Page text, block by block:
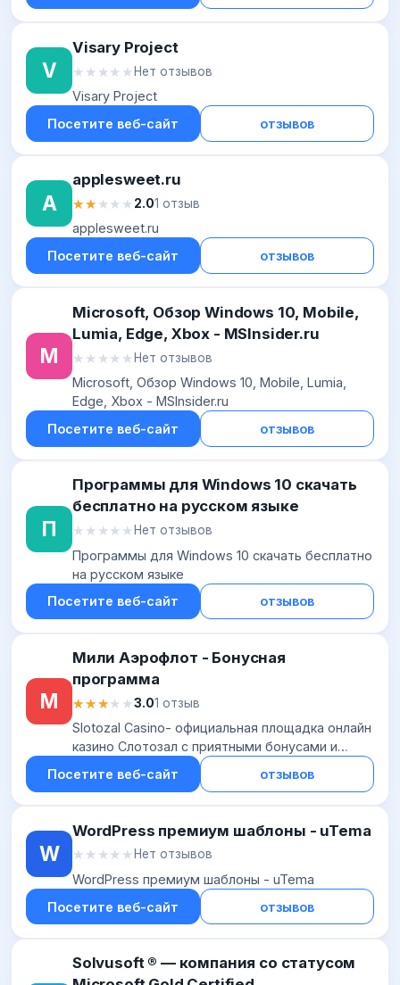
V
Visary Project
★★★★★
★★★★★Нет отзывов
Visary Project
Посетите веб-сайт
отзывов
A
applesweet.ru
★★★★★
★★★★★2.01 отзыв
applesweet.ru
Посетите веб-сайт
отзывов
M
Microsoft, Обзор Windows 10, Mobile,
Lumia, Edge, Xbox - MSInsider.ru
★★★★★
★★★★★ Нет отзывов
Microsoft, Обзор Windows 10, Mobile, Lumia,
Edge, Xbox - MSInsider.ru
Посетите веб-сайт
отзывов
П
Программы для Windows 10 скачать
бесплатно на русском языке
★★★★★
★★★★★ Нет отзывов
Программы для Windows 10 скачать бесплатно
на русском языке
Посетите веб-сайт
отзывов
М
Мили Аэрофлот - Бонусная
программа
★★★★★
★★★★★3.01 отзыв
Slotozal Casino- официальная площадка онлайн
казино Слотозал с приятными бонусами и
фриспинами. Быстрый вывод денег ✓ Более
1000 игровых автоматов онлайн!
Посетите веб-сайт отзывов
W
WordPress премиум шаблоны - uTema
★★★★★
★★★★★ Нет отзывов
WordPress премиум шаблоны - uTema
Посетите веб-сайт
отзывов
Solvusoft ® — компания со статусом